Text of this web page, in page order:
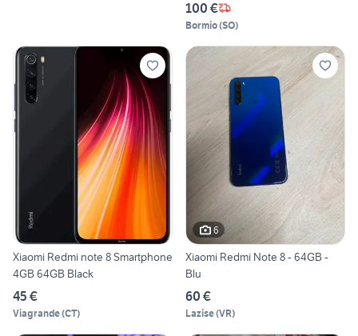
100 €
Bormio(SO)
Xiaomi Redmi note 8 Smartphone
4GB 64GB Black
45 €
Viagrande(CT)
6
Xiaomi Redmi Note 8 - 64GB -
Blu
60 €
Lazise(VR)